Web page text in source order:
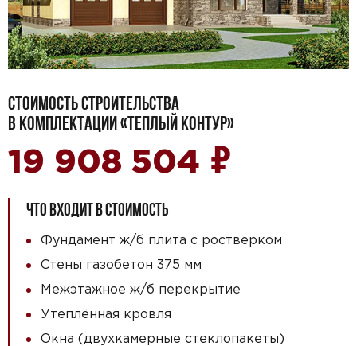
СТОИМОСТЬ СТРОИТЕЛЬСТВА
В КОМПЛЕКТАЦИИ «ТЕПЛЫЙ КОНТУР»
19 908 504 ₽
ЧТО ВХОДИТ В СТОИМОСТЬ
Фундамент ж/б плита с ростверком
Стены газобетон 375 мм
Межэтажное ж/б перекрытие
Утеплённая кровля
Окна (двухкамерные стеклопакеты)